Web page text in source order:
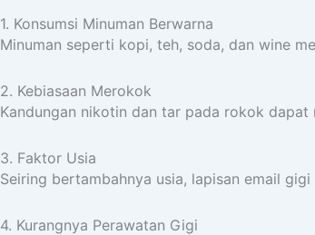
1. Konsumsi Minuman Berwarna
Minuman seperti kopi, teh, soda, dan wine
2. Kebiasaan Merokok
Kandungan nikotin dan tar pada rokok
3. Faktor Usia
Seiring bertambahnya usia, lapisan email
4. Kurangnya Perawatan Gigi